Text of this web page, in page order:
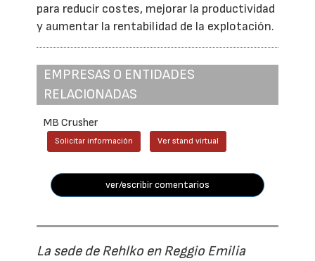
para reducir costes, mejorar la productividad
y aumentar la rentabilidad de la explotación.
EMPRESAS O ENTIDADES
RELACIONADAS
MB Crusher
Solicitar información Ver stand virtual
ver/escribir comentarios
La sede de Rehlko en Reggio Emilia